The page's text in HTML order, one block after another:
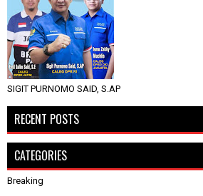
SIGIT PURNOMO SAID, S.AP
RECENT POSTS
CATEGORIES
Breaking